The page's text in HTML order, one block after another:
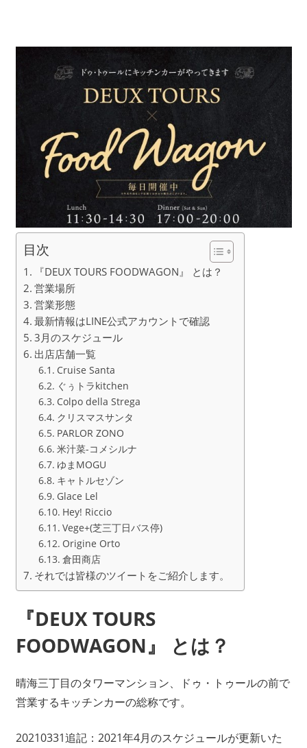
目次
『DEUX TOURS FOODWAGON』 とは？
営業場所
営業形態
最新情報はLINE公式アカウントで確認
3月のスケジュール
出店店舗一覧
Cruise Santa
ぐぅトラkitchen
Colpo della Strega
クリスマスサンタ
PARLOR ZONO
米汁菜-コメシルナ
ゆまMOGU
キャトルセゾン
Glace Lel
Hey! Riccio
Vege+(芝三丁日バス停)
Origine Orto
倉田商店
それでは皆様のツイートをご紹介します。
『DEUX TOURS
FOODWAGON』 とは？
晴海三丁目のタワーマンション、ドゥ・トゥールの前で
営業するキッチンカーの総称です。
20210331追記：2021年4月のスケジュールが更新いた